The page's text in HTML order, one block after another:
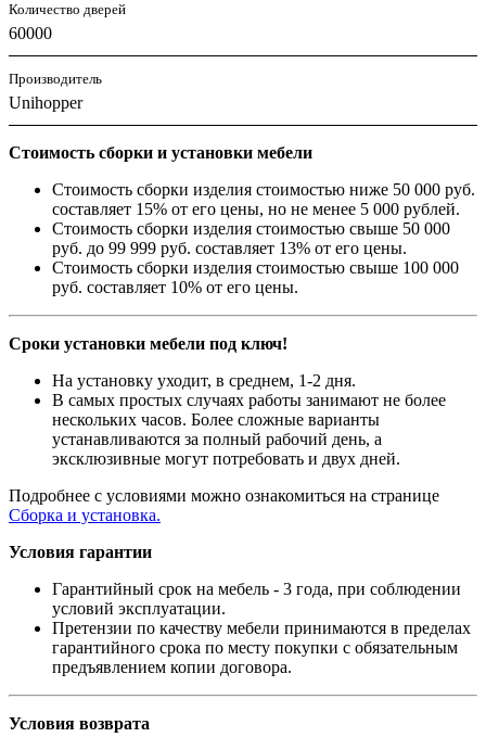
Количество дверей
60000
Производитель
Unihopper
Стоимость сборки и установки мебели
Стоимость сборки изделия стоимостью ниже 50 000 руб.
составляет 15% от его цены, но не менее 5 000 рублей.
Стоимость сборки изделия стоимостью свыше 50 000
руб. до 99 999 руб. составляет 13% от его цены.
Стоимость сборки изделия стоимостью свыше 100 000
руб. составляет 10% от его цены.
Сроки установки мебели под ключ!
На установку уходит, в среднем, 1-2 дня.
В самых простых случаях работы занимают не более
нескольких часов. Более сложные варианты
устанавливаются за полный рабочий день, а
эксклюзивные могут потребовать и двух дней.
Подробнее с условиями можно ознакомиться на странице
Сборка и установка.
Условия гарантии
Гарантийный срок на мебель - 3 года, при соблюдении
условий эксплуатации.
Претензии по качеству мебели принимаются в пределах
гарантийного срока по месту покупки с обязательным
предъявлением копии договора.
Условия возврата